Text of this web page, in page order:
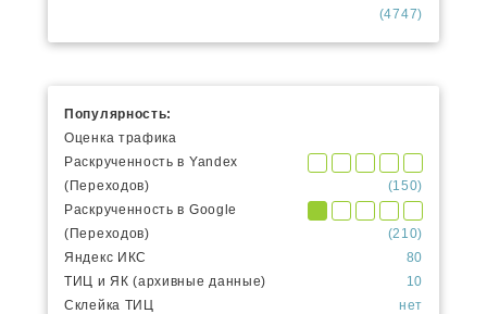
(4747)
Популярность:
Оценка трафика
Раскрученность в Yandex
(Переходов)
(150)
Раскрученность в Google
(Переходов)
(210)
Яндекс ИКС
80
ТИЦ и ЯК (архивные данные)
10
Склейка ТИЦ
нет